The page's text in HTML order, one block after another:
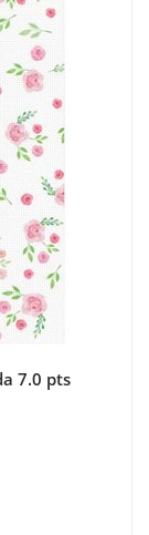
7.0 pts